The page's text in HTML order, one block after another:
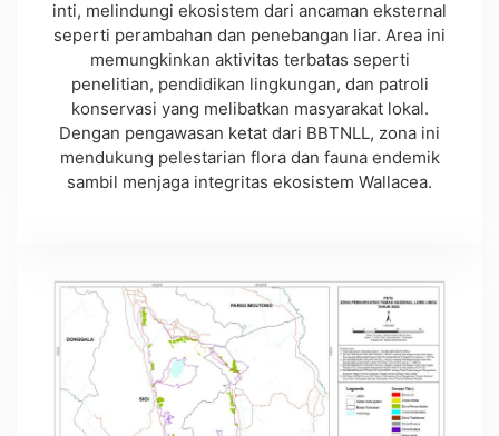
inti, melindungi ekosistem dari ancaman eksternal
seperti perambahan dan penebangan liar. Area ini
memungkinkan aktivitas terbatas seperti
penelitian, pendidikan lingkungan, dan patroli
konservasi yang melibatkan masyarakat lokal.
Dengan pengawasan ketat dari BBTNLL, zona ini
mendukung pelestarian flora dan fauna endemik
sambil menjaga integritas ekosistem Wallacea.